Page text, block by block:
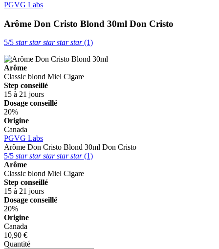
PGVG Labs
Arôme Don Cristo Blond 30ml Don Cristo
5/5 starstarstarstarstar(1)
Arôme
Classic blond Miel Cigare
Step conseillé
15 à 21 jours
Dosage conseillé
20%
Origine
Canada
PGVG Labs
Arôme Don Cristo Blond 30ml Don Cristo
5/5 starstarstarstarstar(1)
Arôme
Classic blond Miel Cigare
Step conseillé
15 à 21 jours
Dosage conseillé
20%
Origine
Canada
10,90 €
Quantité